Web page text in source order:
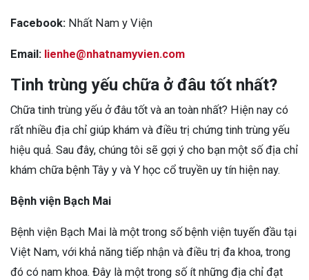
Facebook: Nhất Nam y Viện
Email: lienhe@nhatnamyvien.com
Tinh trùng yếu chữa ở đâu tốt nhất?
Chữa tinh trùng yếu ở đâu tốt và an toàn nhất? Hiện nay có
rất nhiều địa chỉ giúp khám và điều trị chứng tinh trùng yếu
hiệu quả. Sau đây, chúng tôi sẽ gợi ý cho bạn một số địa chỉ
khám chữa bệnh Tây y và Y học cổ truyền uy tín hiện nay.
Bệnh viện Bạch Mai
Bệnh viện Bạch Mai là một trong số bệnh viện tuyến đầu tại
Việt Nam, với khả năng tiếp nhận và điều trị đa khoa, trong
đó có nam khoa. Đây là một trong số ít những địa chỉ đạt